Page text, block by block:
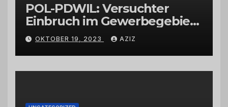
POL-PDWIL: Versuchter
Einbruch im Gewerbegebiet
Wittlich
OKTOBER 19, 2023 AZIZ